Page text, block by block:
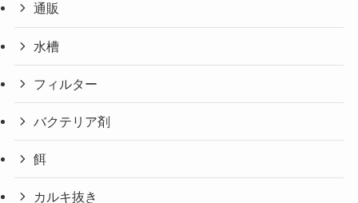
通販
水槽
フィルター
バクテリア剤
餌
カルキ抜き